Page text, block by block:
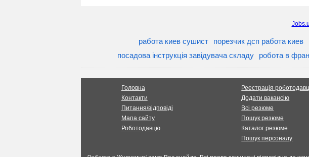
работа киев сушист порезчик дсп работа киев
посадова інструкція завідувача складу
робота в
Головна
Контакти
Питання/відповіді
Мапа сайту
Роботодавцю
Реестрація
Додати вакансію
Всі резюме
Пошук резюме
Каталог резюме
Пошук персоналу